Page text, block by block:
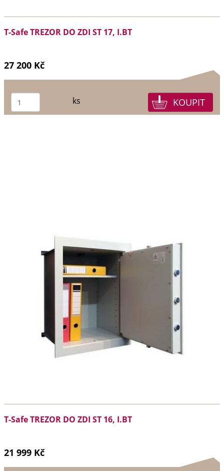
T-Safe TREZOR DO ZDI ST 17, I.BT
27 200 Kč
ks
T-Safe TREZOR DO ZDI ST 16, I.BT
21 999 Kč